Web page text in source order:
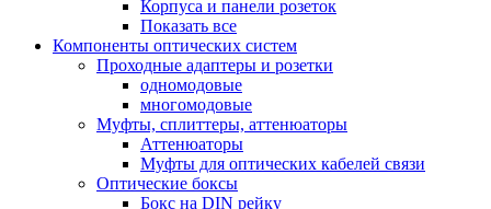
Корпуса и панели розеток
Показать все
Компоненты оптических систем
Проходные адаптеры и розетки
одномодовые
многомодовые
Муфты, сплиттеры, аттенюаторы
Аттенюаторы
Муфты для оптических кабелей связи
Оптические боксы
Бокс на DIN рейку